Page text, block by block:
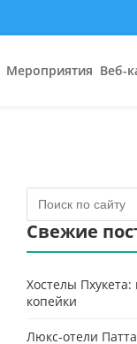
Мероприятия Веб-
Свежие
Хостелы Пхукета:
копейки
Люкс-отели